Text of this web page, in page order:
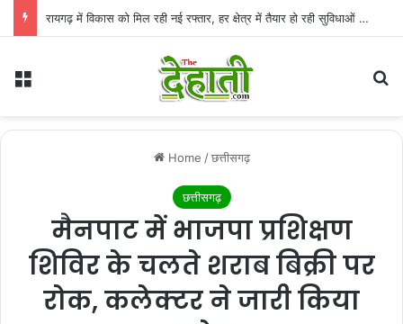
रायगढ़ में विकास को मिल रही नई रफ्तार, हर क्षेत्र में तैयार हो रही सुविधाओं की मजबूत नींव: वित्त मंत्री ओपी चौधरी
Menu
Home / छत्तीसगढ़
छत्तीसगढ़
मैनपाट में भाजपा प्रशिक्षण
शिविर के चलते शराब बिक्री पर
रोक, कलेक्टर ने जारी किया